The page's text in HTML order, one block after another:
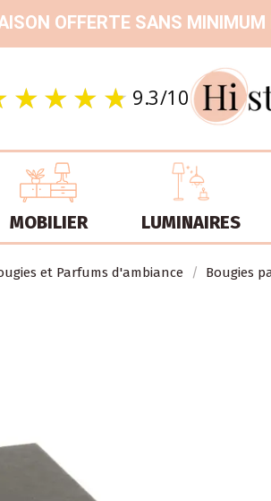
OFFERTE SANS
9.3/10
MOBILIER LUMINAIRES
et Parfums d'ambiance Bougies